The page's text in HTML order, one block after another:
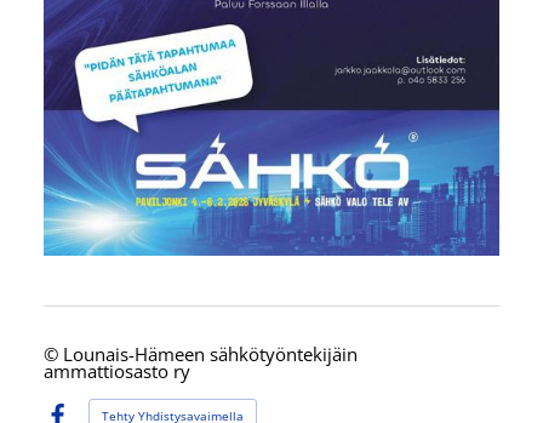
© Lounais-Hämeen sähkötyöntekijäin
ammattiosasto ry
Tehty Yhdistysavaimella